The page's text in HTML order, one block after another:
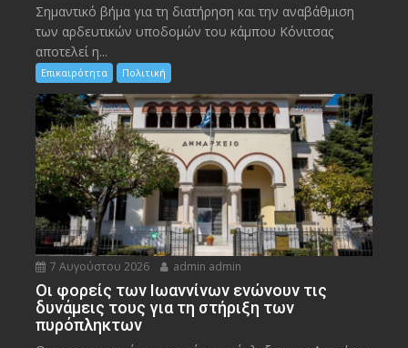
Σημαντικό βήμα για τη διατήρηση και την αναβάθμιση
των αρδευτικών υποδομών του κάμπου Κόνιτσας
αποτελεί η...
Επικαιρότητα Πολιτική
7 Αυγούστου 2026 admin admin
Οι φορείς των Ιωαννίνων ενώνουν τις
δυνάμεις τους για τη στήριξη των
πυρόπληκτων